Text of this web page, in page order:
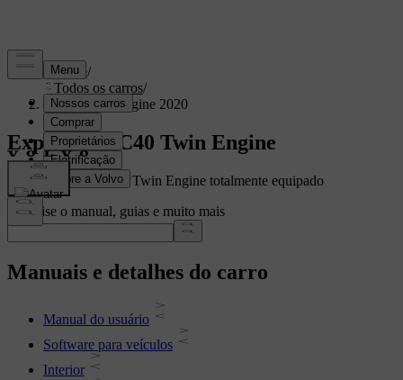
Suporte/
Todos os carros/
XC40 Twin Engine 2020
Explore o XC40 Twin Engine
Mostrando um XC40 Twin Engine totalmente equipado
Pesquise o manual, guias e muito mais
Manuais e detalhes do carro
Manual do usuário
Software para veículos
Interior